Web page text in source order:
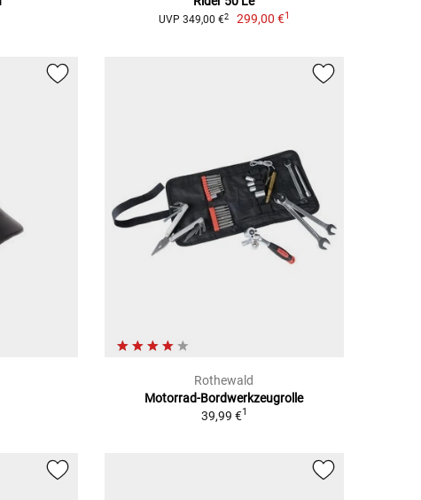
UVP 349,00 €2 299,00 €1
Rothewald
Motorrad-Bordwerkzeugrolle
39,99 €1